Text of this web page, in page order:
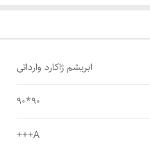
ابریشم ژاکارد وارداتی
90*90
A+++